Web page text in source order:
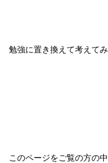
勉強に置き換えて考えて
このページをご覧の方の